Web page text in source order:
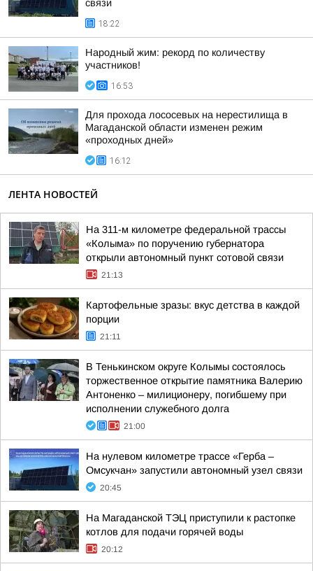
связи
18:22
Народный жим: рекорд по количеству
участников!
16:53
Для прохода лососевых на нерестилища в
Магаданской области изменен режим
«проходных дней»
16:12
ЛЕНТА НОВОСТЕЙ
На 311-м километре федеральной трассы
«Колыма» по поручению губернатора
открыли автономный пункт сотовой связи
21:13
Картофельные зразы: вкус детства в каждой
порции
21:11
В Тенькинском округе Колымы состоялось
торжественное открытие памятника Валерию
Антоненко – милиционеру, погибшему при
исполнении служебного долга
21:00
На нулевом километре трассе «Герба –
Омсукчан» запустили автономный узел связи
20:45
На Магаданской ТЭЦ приступили к растопке
котлов для подачи горячей воды
20:12